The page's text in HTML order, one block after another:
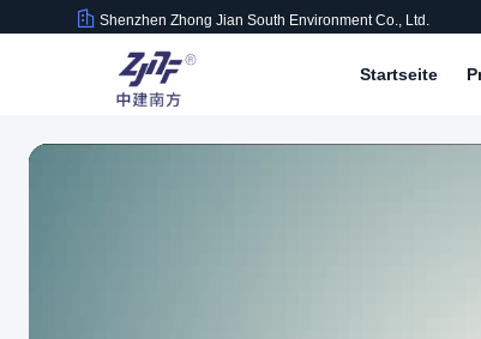
Shenzhen Zhong Jian South Environment Co., Ltd.
Startseite